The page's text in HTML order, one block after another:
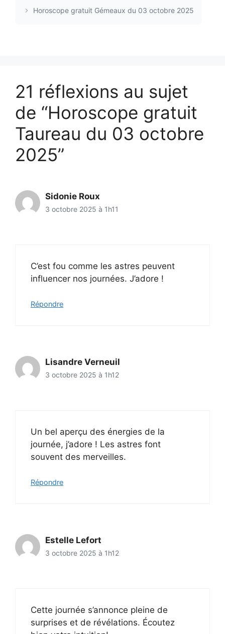
Horoscope gratuit Gémeaux du 03 octobre 2025
21 réflexions au sujet
de “Horoscope gratuit
Taureau du 03 octobre
2025”
Sidonie Roux
3 octobre 2025 à 1h11
C’est fou comme les astres peuvent
influencer nos journées. J’adore !
Répondre
Lisandre Verneuil
3 octobre 2025 à 1h12
Un bel aperçu des énergies de la
journée, j’adore ! Les astres font
souvent des merveilles.
Répondre
Estelle Lefort
3 octobre 2025 à 1h12
Cette journée s’annonce pleine de
surprises et de révélations. Écoutez